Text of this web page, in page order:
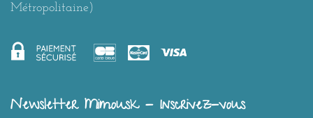
Métropolitaine)
Newsletter Mimousk - Inscrivez-vous